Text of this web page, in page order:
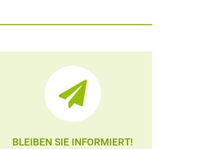
BLEIBEN SIE INFORMIERT!